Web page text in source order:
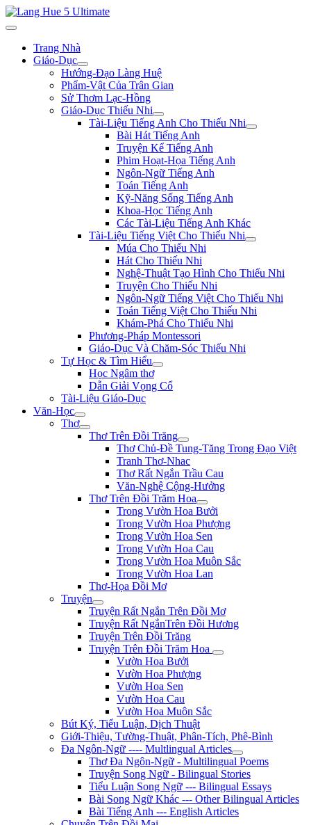
Trang Nhà
Giáo-Dục
Hướng-Đạo Làng Huệ
Phẩm-Vật Của Trân Gian
Sử Thơm Lạc-Hồng
Giáo-Dục Thiếu Nhi
Tài-Liệu Tiếng Anh Cho Thiếu Nhi
Bài Hát Tiếng Anh
Truyện Kể Tiếng Anh
Phim Hoạt-Họa Tiếng Anh
Ngôn-Ngữ Tiếng Anh
Toán Tiếng Anh
Kỹ-Năng Sống Tiếng Anh
Khoa-Học Tiếng Anh
Các Tài-Liệu Tiếng Anh Khác
Tài-Liệu Tiếng Việt Cho Thiếu Nhi
Múa Cho Thiếu Nhi
Hát Cho Thiếu Nhi
Nghệ-Thuật Tạo Hình Cho Thiếu Nhi
Truyện Cho Thiếu Nhi
Ngôn-Ngữ Tiếng Việt Cho Thiếu Nhi
Toán Tiếng Việt Cho Thiếu Nhi
Khám-Phá Cho Thiếu Nhi
Phương-Pháp Montessori
Giáo-Dục Và Chăm-Sóc Thiếu Nhi
Tự Học & Tìm Hiểu
Học Ngâm thơ
Dẫn Giải Vọng Cổ
Tài-Liệu Giáo-Dục
Văn-Học
Thơ
Thơ Trên Đồi Trăng
Thơ Chủ-Đề Tung-Tăng Trong Đạo Việt
Tranh Thơ-Nhac
Thơ Rất Ngắn Trầu Cau
Văn-Nghệ Cộng-Hưởng
Thơ Trên Đồi Trăm Hoa
Trong Vườn Hoa Bưởi
Trong Vườn Hoa Phượng
Trong Vườn Hoa Sen
Trong Vườn Hoa Cau
Trong Vườn Hoa Muôn Sắc
Trong Vườn Hoa Lan
Thơ-Họa Đồi Mơ
Truyện
Truyện Rất Ngắn Trên Đồi Mơ
Truyện Rất NgắnTrên Đồi Hương
Truyện Trên Đồi Trăng
Truyện Trên Đồi Trăm Hoa
Vườn Hoa Bưởi
Vườn Hoa Phượng
Vườn Hoa Sen
Vườn Hoa Cau
Vườn Hoa Muôn Sắc
Bút Ký, Tiểu Luận, Dịch Thuật
Giới-Thiệu, Tường-Thuật, Phân-Tích, Phê-Bình
Đa Ngôn-Ngữ ---- Multlingual Articles
Thơ Đa Ngôn-Ngữ - Multilingual Poems
Truyện Song Ngữ - Bilingual Stories
Tiểu Luận Song Ngữ --- Bilingual Essays
Bài Song Ngữ Khác --- Other Bilingual Articles
Bài Tiếng Anh --- English Articles